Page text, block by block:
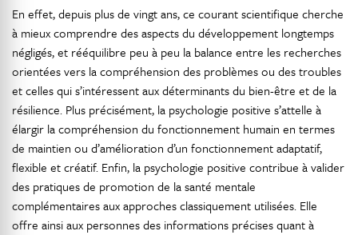
En effet, depuis plus de vingt ans, ce courant scientifique cherche
à mieux comprendre des aspects du développement longtemps
négligés, et rééquilibre peu à peu la balance entre les recherches
orientées vers la compréhension des problèmes ou des troubles
et celles qui s’intéressent aux déterminants du bien-être et de la
résilience. Plus précisément, la psychologie positive s’attelle à
élargir la compréhension du fonctionnement humain en termes
de maintien ou d’amélioration d’un fonctionnement adaptatif,
flexible et créatif. Enfin, la psychologie positive contribue à valider
des pratiques de promotion de la santé mentale
complémentaires aux approches classiquement utilisées. Elle
offre ainsi aux personnes des informations précises quant à